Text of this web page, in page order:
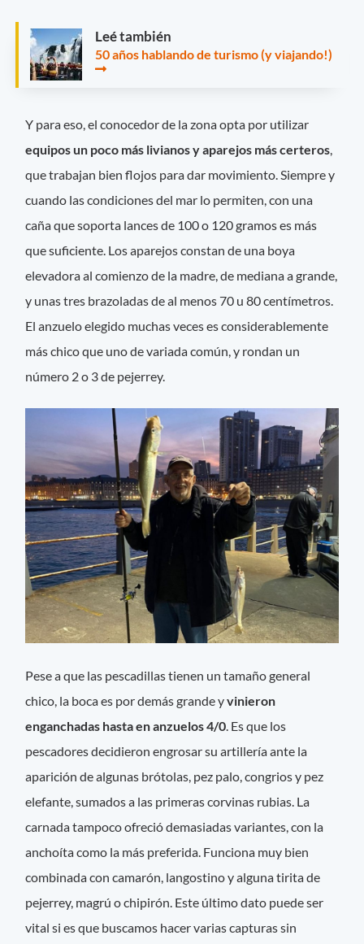
Leé también
50 años hablando de turismo (y viajando!)
Y para eso, el conocedor de la zona opta por utilizar
equipos un poco más livianos y aparejos más certeros
que trabajan bien flojos para dar movimiento. Siempre y
cuando las condiciones del mar lo permiten, con una
caña que soporta lances de 100 o 120 gramos es más
que suficiente. Los aparejos constan de una boya
elevadora al comienzo de la madre, de mediana a grande,
y unas tres brazoladas de al menos 70 u 80 centímetros.
El anzuelo elegido muchas veces es considerablemente
más chico que uno de variada común, y rondan un
número 2 o 3 de pejerrey.
Pese a que las pescadillas tienen un tamaño general
chico, la boca es por demás grande yvinieron
enganchadas hasta en anzuelos 4/0. Es que los
pescadores decidieron engrosar su artillería ante la
aparición de algunas brótolas, pez palo, congrios y pez
elefante, sumados a las primeras corvinas rubias. La
carnada tampoco ofreció demasiadas variantes, con la
anchoíta como la más preferida. Funciona muy bien
combinada con camarón, langostino y alguna tirita de
pejerrey, magrú o chipirón. Este último dato puede ser
vital si es que buscamos hacer varias capturas sin